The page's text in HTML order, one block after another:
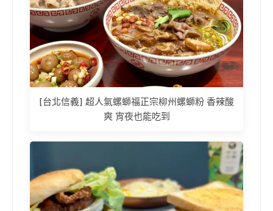
[台北信義] 超人氣螺螄福正宗柳州螺螄粉 香辣酸
爽 宵夜也能吃到